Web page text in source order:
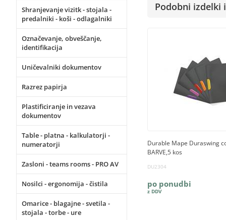
Shranjevanje vizitk - stojala -
predalniki - koši - odlagalniki
Označevanje, obveščanje,
identifikacija
Uničevalniki dokumentov
Razrez papirja
Plastificiranje in vezava
dokumentov
Table - platna - kalkulatorji -
numeratorji
Zasloni - teams rooms - PRO AV
Nosilci - ergonomija - čistila
Omarice - blagajne - svetila -
stojala - torbe - ure
Podobni izdelki
Durable Mape Duraswing
BARVE,5 kos
DU2304
po ponudbi